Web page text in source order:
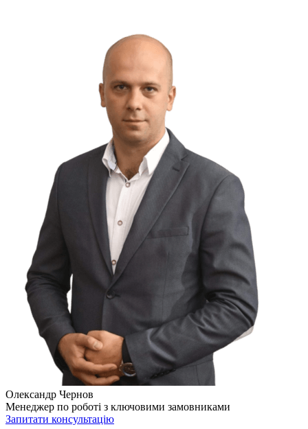
Олександр Чернов
Менеджер по роботі з ключовими замовниками
Запитати консультацію